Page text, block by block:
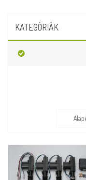
KATEGÓRIÁK